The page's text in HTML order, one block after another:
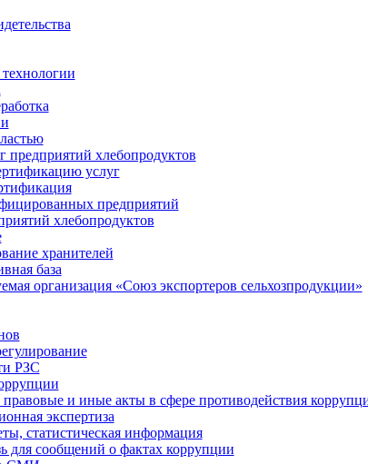
предприятий хлебопродуктов
услуг
предприятий
хлебопродуктов
хранителей
база
организация «Союз экспортеров сельхозпродукции»
РЗС
и иные акты в сфере противодействия
экспертиза
статистическая информация
для сообщений о фактах коррупции